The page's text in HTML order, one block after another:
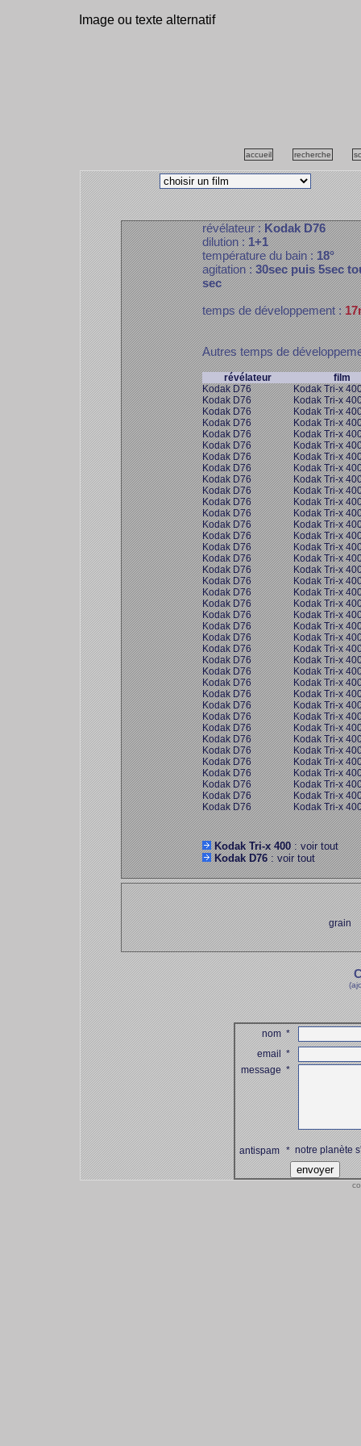
Image ou texte alternatif
accueil recherche
révélateur :Kodak D76
dilution :1+1
température du bain :18°
agitation :30sec puis 5sec
sec
temps de développement :
Autres temps de
révélateur
film
Kodak D76
Kodak Tri-x
Kodak D76
Kodak Tri-x
Kodak D76
Kodak Tri-x
Kodak D76
Kodak Tri-x
Kodak D76
Kodak Tri-x
Kodak D76
Kodak Tri-x
Kodak D76
Kodak Tri-x
Kodak D76
Kodak Tri-x
Kodak D76
Kodak Tri-x
Kodak D76
Kodak Tri-x
Kodak D76
Kodak Tri-x
Kodak D76
Kodak Tri-x
Kodak D76
Kodak Tri-x
Kodak D76
Kodak Tri-x
Kodak D76
Kodak Tri-x
Kodak D76
Kodak Tri-x
Kodak D76
Kodak Tri-x
Kodak D76
Kodak Tri-x
Kodak D76
Kodak Tri-x
Kodak D76
Kodak Tri-x
Kodak D76
Kodak Tri-x
Kodak D76
Kodak Tri-x
Kodak D76
Kodak Tri-x
Kodak D76
Kodak Tri-x
Kodak D76
Kodak Tri-x
Kodak D76
Kodak Tri-x
Kodak D76
Kodak Tri-x
Kodak D76
Kodak Tri-x
Kodak D76
Kodak Tri-x
Kodak D76
Kodak Tri-x
Kodak D76
Kodak Tri-x
Kodak D76
Kodak Tri-x
Kodak D76
Kodak Tri-x
Kodak D76
Kodak Tri-x
Kodak D76
Kodak Tri-x
Kodak D76
Kodak Tri-x
Kodak D76
Kodak Tri-x
Kodak D76
Kodak Tri-x
Kodak Tri-x 400: voir tout
Kodak D76: voir tout
grain
nom*
email*
message*
antispam *notre planète